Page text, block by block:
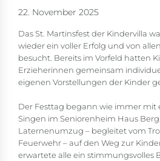
22. November 2025
Das St. Martinsfest der Kindervilla
wieder ein voller Erfolg und von
besucht. Bereits im Vorfeld hatten
Erzieherinnen gemeinsam
eigenen Vorstellungen der Kinder
Der Festtag begann wie immer
Singen im Seniorenheim Haus
Laternenumzug – begleitet vom
Feuerwehr – auf den Weg zur
erwartete alle ein stimmungsvolles